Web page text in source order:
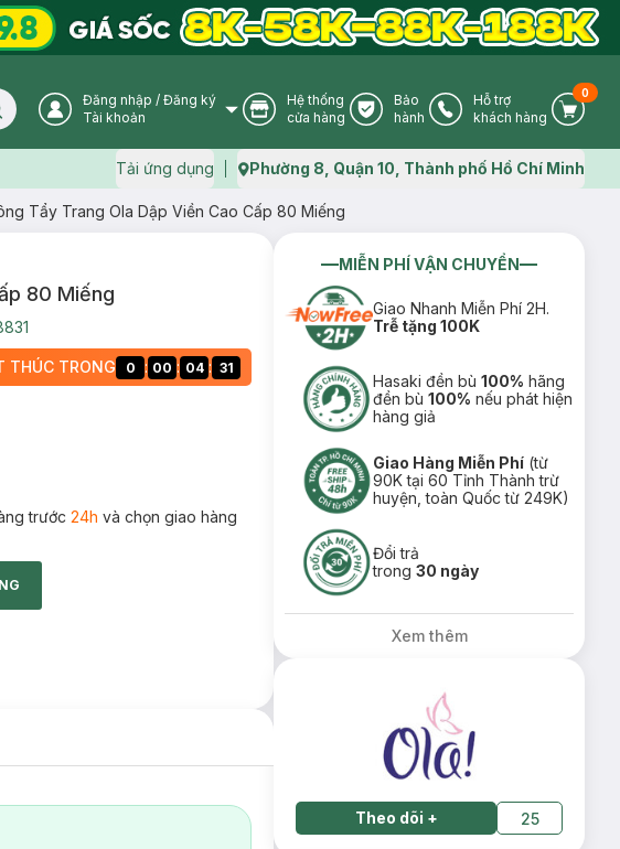
icon User Icon
Đăng nhập / Đăng ký
Tài khoản
Store Icon
Hệ thống
cửa hàng
Warranty Icon
Bảo
hành
Phone Icon
Hỗ trợ
khách hàng
Cart
0
Tải ứng dụng Map icon
Phường 8, Quận 10, Thành phố Hồ Chí Minh
Tẩy Trang Ola Dập Viền Cao Cấp 80 Miếng
80 Miếng
THÚC TRONG 0 : 00 : 04 : 30
trước 24h và chọn giao hàng
MIỄN PHÍ VẬN CHUYỂN
Giao Nhanh Miễn Phí 2H.
Trễ tặng 100K
Hasaki đền bù100% hãng
đền bù100% nếu phát hiện
hàng giả
Giao Hàng Miễn Phí (từ
90K tại 60 Tỉnh Thành trừ
huyện, toàn Quốc từ 249K)
Đổi trả
trong30 ngày
Xem thêm
Theo dõi + 25